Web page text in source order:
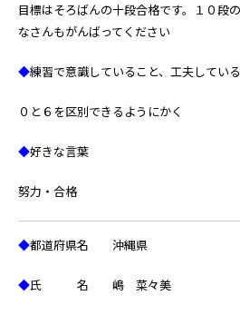
目標はそろばんの十段合格です。１０段
なさんもがんばってください
◆練習で意識していること、工夫してい
０と６を区別できるようにかく
◆好きな言葉
努力・合格
◆都道府県名 沖縄県
◆氏 名 嶋 菜々美